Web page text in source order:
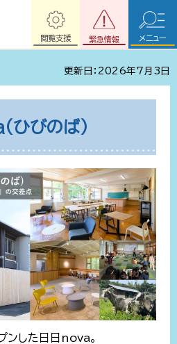
緊急情報
閲覧支援 メニュー
更新日：2026年7月3日
ひびのば）
ンした日日nova。